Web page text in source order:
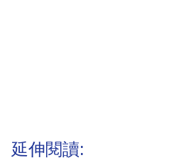
延伸閱讀: